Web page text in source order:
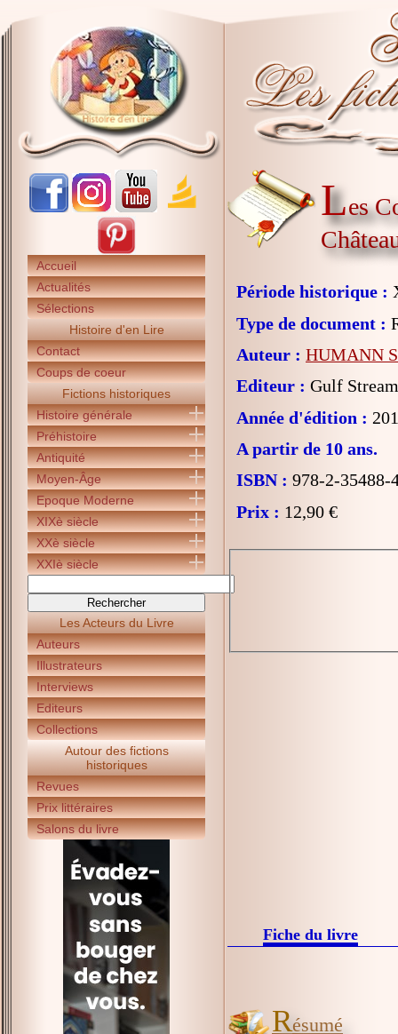
Accueil
Actualités
Sélections
Histoire d'en Lire
Contact
Coups de coeur
Fictions historiques
Histoire générale
Préhistoire
Antiquité
Moyen-Âge
Epoque Moderne
XIXè siècle
XXè siècle
XXIè siècle
Les Acteurs du Livre
Auteurs
Illustrateurs
Interviews
Editeurs
Collections
Autour des fictions
historiques
Revues
Prix littéraires
Salons du livre
Les
Période historique :
Type de document :
Auteur : HUMANN
Editeur : Gulf Stream
Année d'édition :
A partir de 10 ans.
ISBN : 978-2-35488-
Prix : 12,90 €
Fiche du livre
Résumé